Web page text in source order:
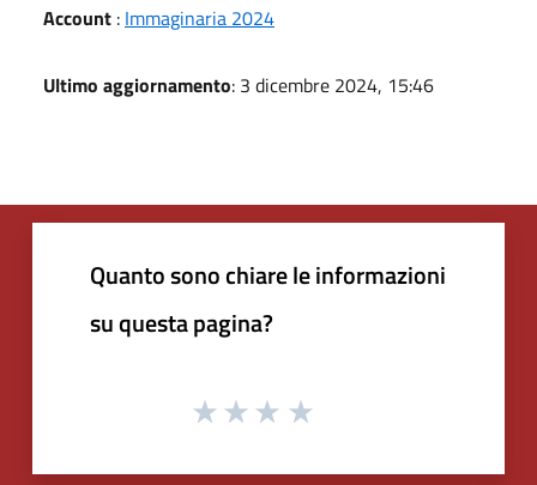
Account : Immaginaria 2024
Ultimo aggiornamento: 3 dicembre 2024, 15:46
Quanto sono chiare le informazioni
su questa pagina?